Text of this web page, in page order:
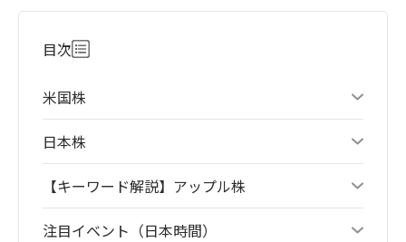
目次
米国株
日本株
【キーワード解説】アップル株
注目イベント（日本時間）